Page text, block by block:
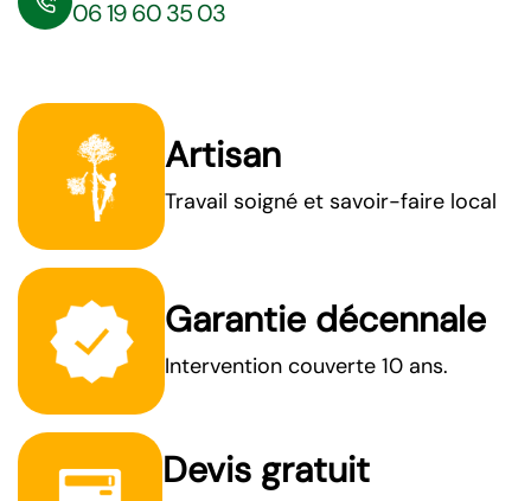
06 19 60 35 03
Artisan
Travail soigné et savoir-faire local
Garantie décennale
Intervention couverte 10 ans.
Devis gratuit